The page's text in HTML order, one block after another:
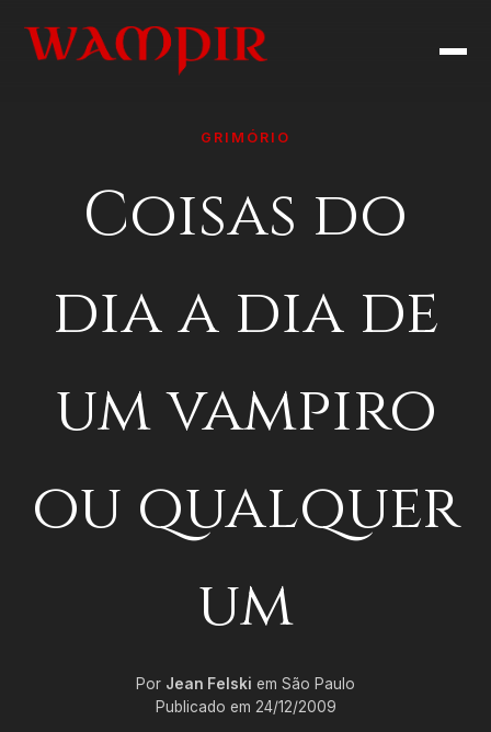
GRIMÓRIO
Coisas do
dia a dia de
um vampiro
ou qualquer
um
Por Jean Felski em São Paulo
Publicado em 24/12/2009